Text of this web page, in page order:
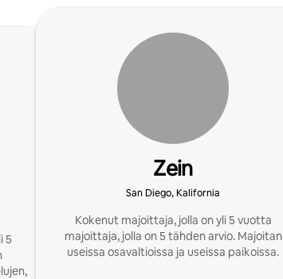
5
Zein
San Diego, Kalifornia
Kokenut majoittaja, jolla on yli 5 vuotta
majoittaja, jolla on 5 tähden arvio. Majoitan
useissa osavaltioissa ja useissa paikoissa.